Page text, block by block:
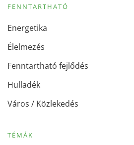
FENNTARTHATÓ
Energetika
Élelmezés
Fenntartható fejlődés
Hulladék
Város / Közlekedés
TÉMÁK